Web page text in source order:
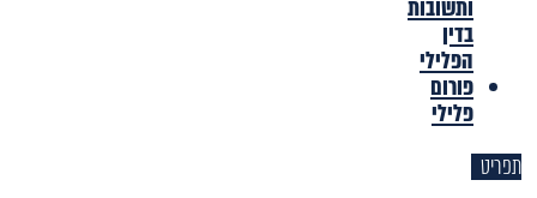
ותשובות
בדין
הפלילי
פורום
פלילי
תפריט